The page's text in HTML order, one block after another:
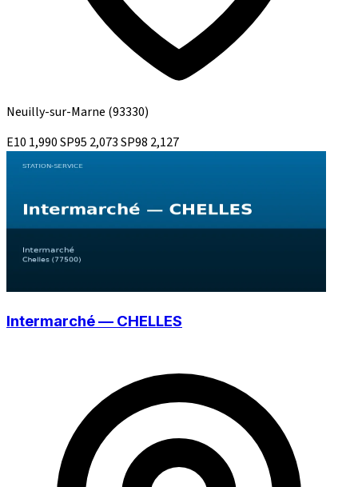
Neuilly-sur-Marne (93330)
E10 1,990SP95 2,073SP98 2,127
Intermarché — CHELLES